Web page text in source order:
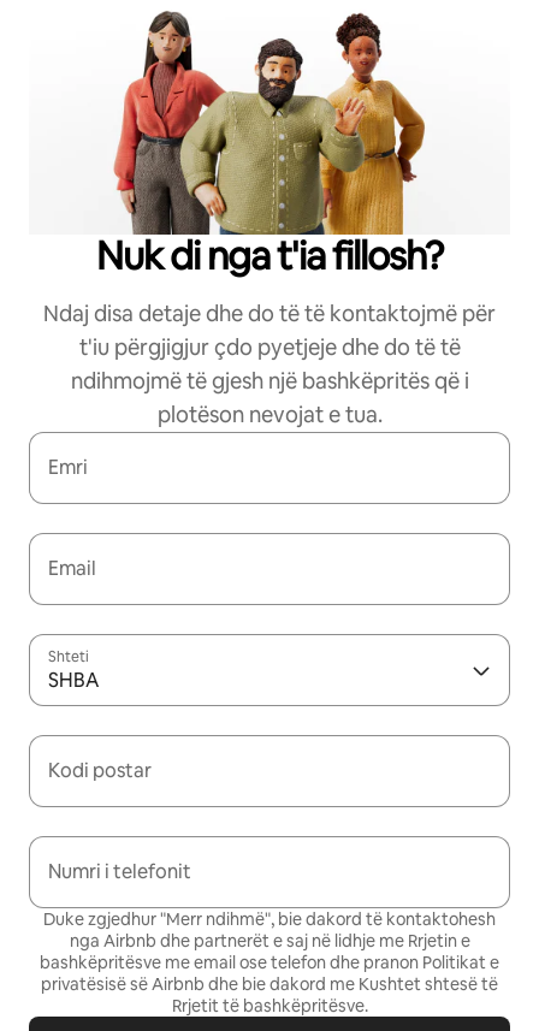
Nuk di nga t'ia fillosh?
Ndaj disa detaje dhe do të të kontaktojmë për
t'iu përgjigjur çdo pyetjeje dhe do të të
ndihmojmë të gjesh një bashkëpritës që i
plotëson nevojat e tua.
Emri
Email
Shteti
SHBA
Kodi postar
Numri i telefonit
Duke zgjedhur "Merr ndihmë", bie dakord të kontaktohesh
nga Airbnb dhe partnerët e saj në lidhje me Rrjetin e
bashkëpritësve me email ose telefon dhe pranon Politikat e
privatësisë së Airbnb dhe bie dakord me Kushtet shtesë të
Rrjetit të bashkëpritësve.